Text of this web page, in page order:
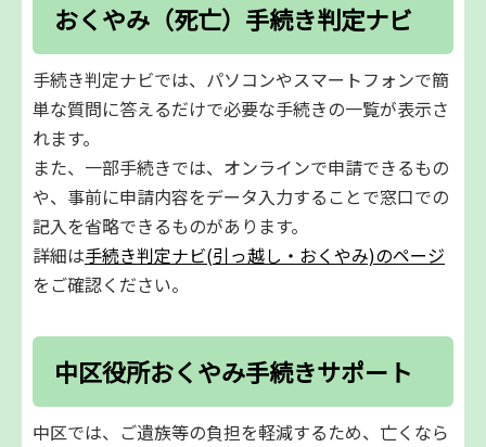
おくやみ（死亡）手続き判定ナビ
手続き判定ナビでは、パソコンやスマートフォンで簡
単な質問に答えるだけで必要な手続きの一覧が表示さ
れます。
また、一部手続きでは、オンラインで申請できるもの
や、事前に申請内容をデータ入力することで窓口での
記入を省略できるものがあります。
詳細は手続き判定ナビ(引っ越し・おくやみ)のページ
をご確認ください。
中区役所おくやみ手続きサポート
中区では、ご遺族等の負担を軽減するため、亡くなら